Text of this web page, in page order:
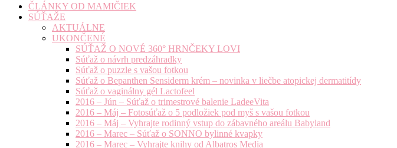
ČLÁNKY OD MAMIČIEK
SÚŤAŽE
AKTUÁLNE
UKONČENÉ
SÚŤAŽ O NOVÉ 360° HRNČEKY LOVI
Súťaž o návrh predzáhradky
Súťaž o puzzle s vašou fotkou
Súťaž o Bepanthen Sensiderm krém – novinka v liečbe atopickej dermatitídy
Súťaž o vaginálny gél Lactofeel
2016 – Jún – Súťaž o trimestrové balenie LadeeVita
2016 – Máj – Fotosúťaž o 5 podložiek pod myš s vašou fotkou
2016 – Máj – Vyhrajte rodinný vstup do zábavného areálu Babyland
2016 – Marec – Súťaž o SONNO bylinné kvapky
2016 – Marec – Vyhrajte knihy od Albatros Media